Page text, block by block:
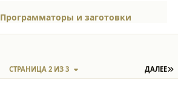
Программаторы и заготовки
ДАЛЕЕ
СТРАНИЦА 2 ИЗ 3